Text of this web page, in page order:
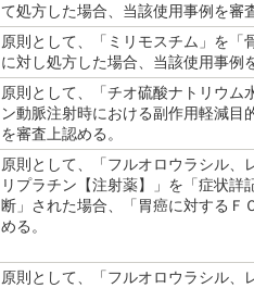
て処方した場合、当該使用事例を審
原則として、「ミリモスチム」を「
に対し処方した場合、当該使用事例
原則として、「チオ硫酸ナトリウム
ン動脈注射時における副作用軽減目
を審査上認める。
原則として、「フルオロウラシル、
リプラチン【注射薬】」を「症状
断」された場合、「胃癌に対するＦ
める。
原則として、「フルオロウラシル、